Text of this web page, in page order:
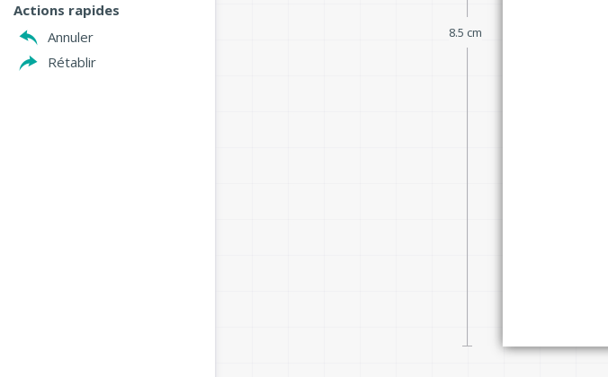
Actions rapides
Annuler
Rétablir
8.5 cm